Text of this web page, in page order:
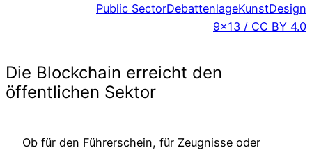
Public SectorDebattenlageKunstDesign
9×13 / CC BY 4.0
Die Blockchain erreicht den
öffentlichen Sektor
Ob für den Führerschein, für Zeugnisse oder